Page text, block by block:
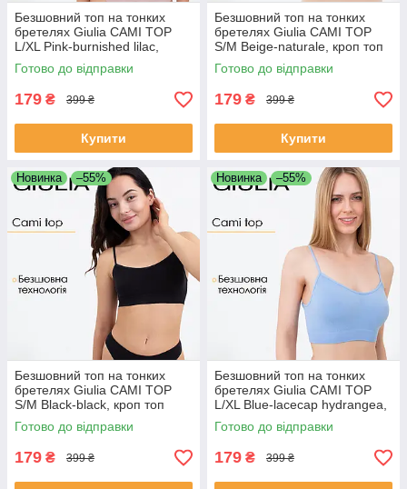
Безшовний топ на тонких
бретелях Giulia CAMI TOP
L/XL Pink-burnished lilac,
жіночий топ з мікрофібри
Готово до відправки
179 ₴ 399 ₴
Купити
Безшовний топ на тонких
бретелях Giulia CAMI TOP
S/M Beige-naturale, кроп топ
Джулія, спортивний топ
Готово до відправки
179 ₴ 399 ₴
Купити
Новинка –55%
Безшовний топ на тонких
бретелях Giulia CAMI TOP
S/M Black-black, кроп топ
Джулія, топ для спорта
Готово до відправки
179 ₴ 399 ₴
Новинка –55%
Безшовний топ на тонких
бретелях Giulia CAMI TOP
L/XL Blue-lacecap hydrangea,
топ для спорту
Готово до відправки
179 ₴ 399 ₴